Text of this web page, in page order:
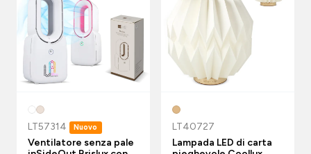
LT57314 Nuovo
Ventilatore senza pale
LT40727
Lampada LED di carta